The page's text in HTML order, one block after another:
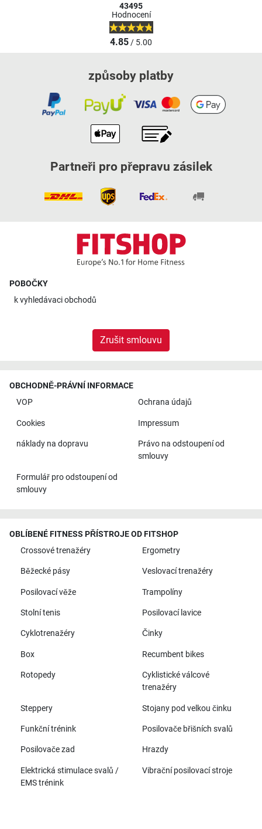
43495
Hodnocení
4.85/ 5.00
způsoby platby
Partneři pro přepravu zásilek
POBOČKY
kvyhledávaci obchodů
Zrušit smlouvu
OBCHODNĚ-PRÁVNÍ INFORMACE
VOP
Ochrana údajů
Cookies Impressum
náklady na dopravu
Právo na odstoupení od
smlouvy
Formulář pro odstoupení od
smlouvy
OBLÍBENÉ FITNESS PŘÍSTROJE OD FITSHOP
Crossové trenažéry
Ergometry
Běžecké pásy Veslovací trenažéry
Posilovací věže Trampolíny
Stolní tenis Posilovací lavice
Cyklotrenažéry Činky
Box Recumbent bikes
Rotopedy
Cyklistické válcové
trenažéry
Steppery Stojany pod velkou činku
Funkční trénink Posilovače břišních svalů
Posilovače zad Hrazdy
Elektrická stimulace svalů /
EMS trénink
Vibrační posilovací stroje